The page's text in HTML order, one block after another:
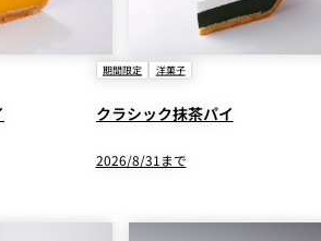
期間限定 洋菓子
クラシック抹茶パイ
2026/8/31まで